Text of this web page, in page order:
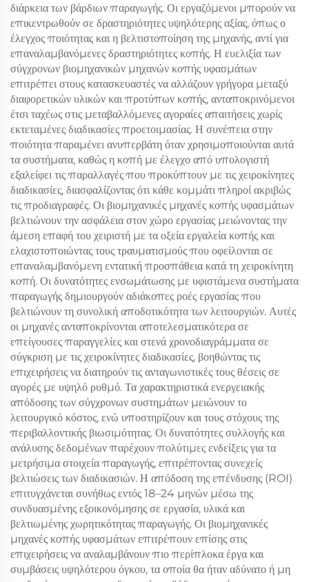
διάρκεια των βάρδιων παραγωγής. Οι εργαζόμενοι μπορούν να
επικεντρωθούν σε δραστηριότητες υψηλότερης αξίας, όπως ο
έλεγχος ποιότητας και η βελτιστοποίηση της μηχανής, αντί για
επαναλαμβανόμενες δραστηριότητες κοπής. Η ευελιξία των
σύγχρονων βιομηχανικών μηχανών κοπής υφασμάτων
επιτρέπει στους κατασκευαστές να αλλάζουν γρήγορα μεταξύ
διαφορετικών υλικών και προτύπων κοπής, ανταποκρινόμενοι
έτσι ταχέως στις μεταβαλλόμενες αγοραίες απαιτήσεις χωρίς
εκτεταμένες διαδικασίες προετοιμασίας. Η συνέπεια στην
ποιότητα παραμένει ανυπερβάτη όταν χρησιμοποιούνται αυτά
τα συστήματα, καθώς η κοπή με έλεγχο από υπολογιστή
εξαλείφει τις παραλλαγές που προκύπτουν με τις χειροκίνητες
διαδικασίες, διασφαλίζοντας ότι κάθε κομμάτι πληροί ακριβώς
τις προδιαγραφές. Οι βιομηχανικές μηχανές κοπής υφασμάτων
βελτιώνουν την ασφάλεια στον χώρο εργασίας μειώνοντας την
άμεση επαφή του χειριστή με τα οξεία εργαλεία κοπής και
ελαχιστοποιώντας τους τραυματισμούς που οφείλονται σε
επαναλαμβανόμενη εντατική προσπάθεια κατά τη χειροκίνητη
κοπή. Οι δυνατότητες ενσωμάτωσης με υφιστάμενα συστήματα
παραγωγής δημιουργούν αδιάκοπες ροές εργασίας που
βελτιώνουν τη συνολική αποδοτικότητα των λειτουργιών. Αυτές
οι μηχανές ανταποκρίνονται αποτελεσματικότερα σε
επείγουσες παραγγελίες και στενά χρονοδιαγράμματα σε
σύγκριση με τις χειροκίνητες διαδικασίες, βοηθώντας τις
επιχειρήσεις να διατηρούν τις ανταγωνιστικές τους θέσεις σε
αγορές με υψηλό ρυθμό. Τα χαρακτηριστικά ενεργειακής
απόδοσης των σύγχρονων συστημάτων μειώνουν το
λειτουργικό κόστος, ενώ υποστηρίζουν και τους στόχους της
περιβαλλοντικής βιωσιμότητας. Οι δυνατότητες συλλογής και
ανάλυσης δεδομένων παρέχουν πολύτιμες ενδείξεις για τα
μετρήσιμα στοιχεία παραγωγής, επιτρέποντας συνεχείς
βελτιώσεις των διαδικασιών. Η απόδοση της επένδυσης (ROI)
επιτυγχάνεται συνήθως εντός 18–24 μηνών μέσω της
συνδυασμένης εξοικονόμησης σε εργασία, υλικά και
βελτιωμένης χωρητικότητας παραγωγής. Οι βιομηχανικές
μηχανές κοπής υφασμάτων επιτρέπουν επίσης στις
επιχειρήσεις να αναλαμβάνουν πιο περίπλοκα έργα και
συμβάσεις υψηλότερου όγκου, τα οποία θα ήταν αδύνατο ή μη